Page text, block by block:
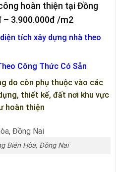
hoàn thiện tại Đồng
– 3.900.000đ /m2
tích xây dựng nhà theo
Công Thức Có Sẵn
do còn phụ thuộc vào các
thiết kế, đất nơi khu vực
hoàn thiện
Biên Hòa, Đồng Nai